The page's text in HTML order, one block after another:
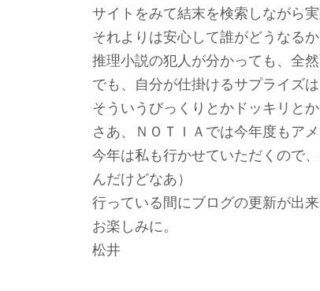
サイトをみて結末を検索しながら
それよりは安心して誰がどうなる
推理小説の犯人が分かっても、全
でも、自分が仕掛けるサプライズ
そういうびっくりとかドッキリと
さあ、ＮＯＴＩＡでは今年度もア
今年は私も行かせていただくので
んだけどなあ）
行っている間にブログの更新が出
お楽しみに。
松井